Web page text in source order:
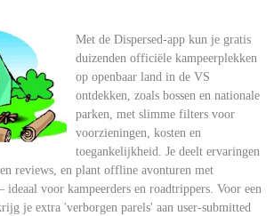
Met de Dispersed-app kun je gratis
duizenden officiële kampeerplekken
op openbaar land in de VS
ontdekken, zoals bossen en nationale
parken, met slimme filters voor
voorzieningen, kosten en
toegankelijkheid. Je deelt ervaringen
reviews, en plant offline avonturen met
ideaal voor kampeerders en roadtrippers. Voor een
je extra 'verborgen parels' aan user-submitted